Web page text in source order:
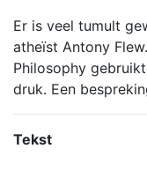
Er is veel tumult
atheïst Antony
Philosophy
druk. Een
Tekst